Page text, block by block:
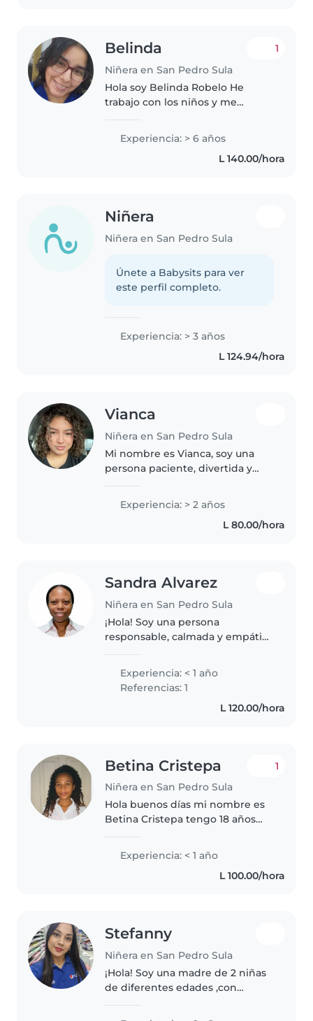
Belinda
Niñera en San Pedro Sula
1
Hola soy Belinda Robelo He
trabajo con los niños y me
niños en primaria, he dado
tutorias , estimulacion temprano
he trabajos con niños autistas y
Experiencia: > 6 años
L 140.00/hora
Niñera
Niñera en San Pedro Sula
Únete a Babysits para ver
este perfil completo.
Experiencia: > 3 años
L 124.94/hora
Vianca
Niñera en San Pedro Sula
Mi nombre es Vianca, soy una
persona paciente, divertida y
sinceramente pasar tiempo con
los niños y ayudarlos a aprender
a través de la imaginación y el
Experiencia: > 2 años
L 80.00/hora
Sandra Alvarez
Niñera en San Pedro Sula
¡Hola! Soy una persona
responsable, calmada y empática
edades. Aunque soy nueva en el
cuidado profesional, tengo la..
Experiencia: < 1 año
Referencias: 1
L 120.00/hora
Betina Cristepa
Niñera en San Pedro Sula
1
Hola buenos días mi nombre es
Betina Cristepa tengo 18 años
niñera, soy empática,
divertida,me gusta enseñar a
leer, dibujar, jugar fútbol, bailar,
Experiencia: < 1 año
L 100.00/hora
Stefanny
Niñera en San Pedro Sula
¡Hola! Soy una madre de 2 niñas
de diferentes edades ,con
muchas ganas de emprender en